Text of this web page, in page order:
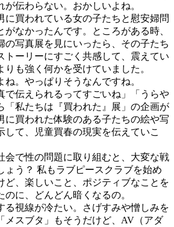
伝わらない。おかしいよね。
買われている女の子たちと慰安婦問
がなかったんです。ところがある時、
の写真展を見にいったら、その子たち
トーリーにすごく共感して、震えてい
りも強く何かを受けていました。
。やっぱりそうなんですね。
伝えられるってすごいね」「うらや
「私たちは『買われた』展」の企画が
に買われた体験のある子たちの絵や写
して、児童買春の現実を伝えていこ
で性の問題に取り組むと、大変な戦
ょう？ 私もラブピースクラブを始め
ど、楽しいこと、ポジティブなことを
のに、どんどん暗くなるの。
視線が冷たい。さげすみや憎しみを
メスブタ」もそうだけど、AV（アダ